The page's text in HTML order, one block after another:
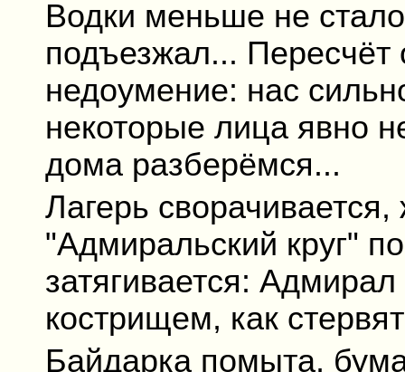
Водки меньше не
подъезжал... Пересчёт
недоумение: нас
некоторые лица явно
дома разберёмся...
Лагерь
"Адмиральский круг"
затягивается:
кострищем, как
Байдарка помыта,